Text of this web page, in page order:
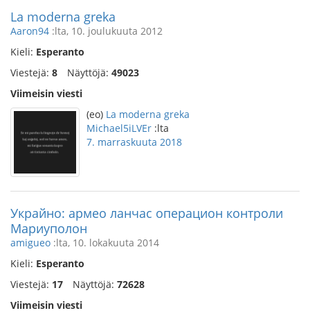
La moderna greka
Aaron94 :lta, 10. joulukuuta 2012
Kieli: Esperanto
Viestejä: 8 Näyttöjä: 49023
Viimeisin viesti
(eo) La moderna greka
Michael5iLVEr :lta
7. marraskuuta 2018
Украйно: армео ланчас операцион контроли
Мариуполон
amigueo :lta, 10. lokakuuta 2014
Kieli: Esperanto
Viestejä: 17 Näyttöjä: 72628
Viimeisin viesti